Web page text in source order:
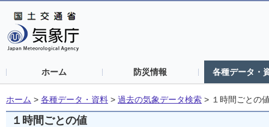
ホーム 防災情報 各種データ・
ホーム > 各種データ・資料 > 過去の気象データ検索 > １時間ごとの
１時間ごとの値